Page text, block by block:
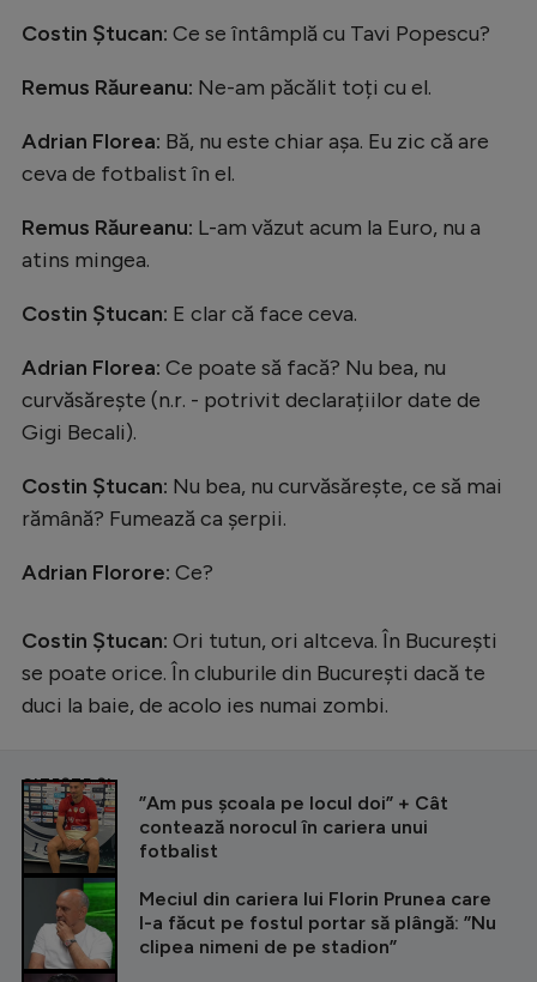
Intră în cont
Costin Ștucan: Ce se întâmplă cu Tavi Popescu?
Remus Răureanu: Ne-am păcălit toți cu el.
Adrian Florea: Bă, nu este chiar așa. Eu zic că are
ceva de fotbalist în el.
Remus Răureanu: L-am văzut acum la Euro, nu a
atins mingea.
Costin Ștucan: E clar că face ceva.
Adrian Florea: Ce poate să facă? Nu bea, nu
curvăsărește (n.r. - potrivit declarațiilor date de
Gigi Becali).
Costin Ștucan: Nu bea, nu curvăsărește, ce să mai
rămână? Fumează ca șerpii.
Adrian Florore: Ce?
Costin Ștucan: Ori tutun, ori altceva. În București
se poate orice. În cluburile din București dacă te
duci la baie, de acolo ies numai zombi.
CITEȘTE ȘI
”Am pus școala pe locul doi” + Cât
contează norocul în cariera unui
fotbalist
Meciul din cariera lui Florin Prunea care
l-a făcut pe fostul portar să plângă: ”Nu
clipea nimeni de pe stadion”